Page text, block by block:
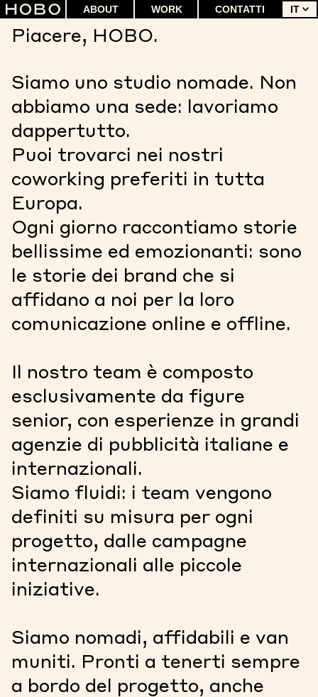
Vai
al
contenuto
ABOUT WORK CONTATTI IT
Piacere, HOBO.
Siamo uno studio nomade. Non
abbiamo una sede: lavoriamo
dappertutto.
Puoi trovarci nei nostri
coworking preferiti in tutta
Europa.
Ogni giorno raccontiamo storie
bellissime ed emozionanti: sono
le storie dei brand che si
affidano a noi per la loro
comunicazione online e offline.
Il nostro team è composto
esclusivamente da figure
senior, con esperienze in grandi
agenzie di pubblicità italiane e
internazionali.
Siamo fluidi: i team vengono
definiti su misura per ogni
progetto, dalle campagne
internazionali alle piccole
iniziative.
Siamo nomadi, affidabili e van
muniti. Pronti a tenerti sempre
a bordo del progetto, anche